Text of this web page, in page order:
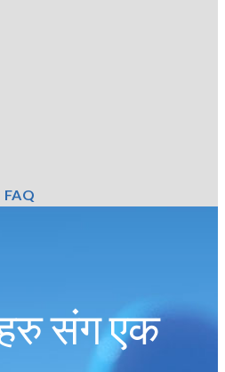
FAQ
संग एक